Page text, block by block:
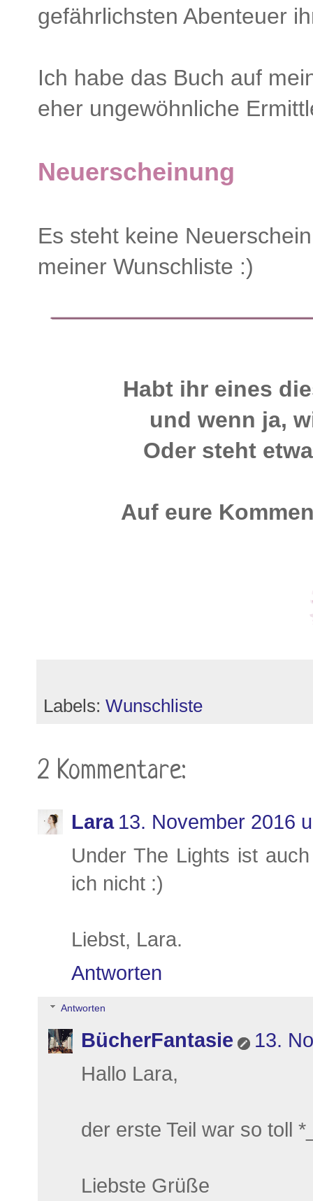
gefährlichsten Abenteuer
Ich habe das Buch auf
eher ungewöhnliche
Neuerscheinung
Es steht keine
meiner Wunschliste :)
Habt ihr eines
und wenn ja,
Oder steht
Auf eure
Labels: Wunschliste
2 Kommentare:
Lara 13. November 2016
Under The Lights ist
ich nicht :)
Liebst, Lara.
Antworten
Antworten
BücherFantasie
13.
Hallo Lara,
der erste Teil war so toll
Liebste Grüße